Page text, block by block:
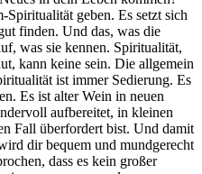
Spiritualität geben. Es setzt sich
finden. Und das, was die
was sie kennen. Spiritualität,
kann keine sein. Die allgemein
ist immer Sedierung. Es
Es ist alter Wein in neuen
aufbereitet, in kleinen
Fall überfordert bist. Und damit
dir bequem und mundgerecht
dass es kein großer